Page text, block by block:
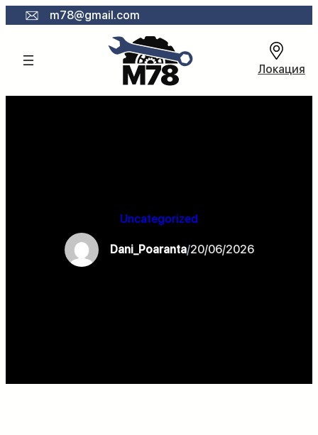
Към
m78@gmail.com
Локация
Uncategorized
Dani_Poaranta/20/06/2026